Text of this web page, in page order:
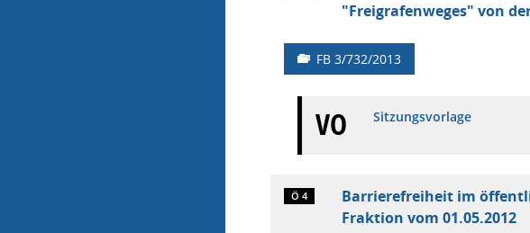
"Freigrafenweges" von
FB 3/732/2013
VO Sitzungsvorlage
Ö 4
Barrierefreiheit im
Fraktion vom 01.05.2012